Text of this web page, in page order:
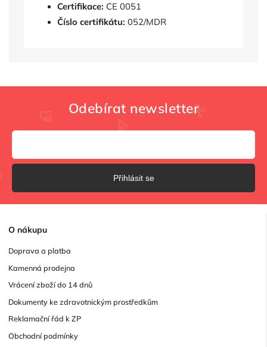
Certifikace: CE 0051
Číslo certifikátu: 052/MDR
O nákupu
Doprava a platba
Kamenná prodejna
Vrácení zboží do 14 dnů
Dokumenty ke zdravotnickým prostředkům
Reklamační řád k ZP
Obchodní podmínky
Odebírat newsletter
Přihlásit se